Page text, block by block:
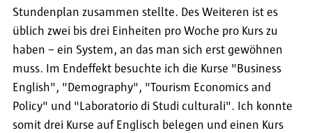
Stundenplan zusammen stellte. Des Weiteren ist es
üblich zwei bis drei Einheiten pro Woche pro Kurs zu
haben – ein System, an das man sich erst gewöhnen
muss. Im Endeffekt besuchte ich die Kurse "Business
English", "Demography", "Tourism Economics and
Policy" und "Laboratorio di Studi culturali". Ich konnte
somit drei Kurse auf Englisch belegen und einen Kurs